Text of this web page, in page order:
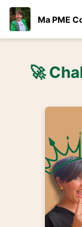
Ma PME
🚀